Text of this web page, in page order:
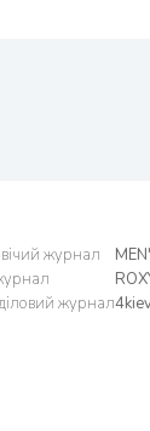
журнал
журнал